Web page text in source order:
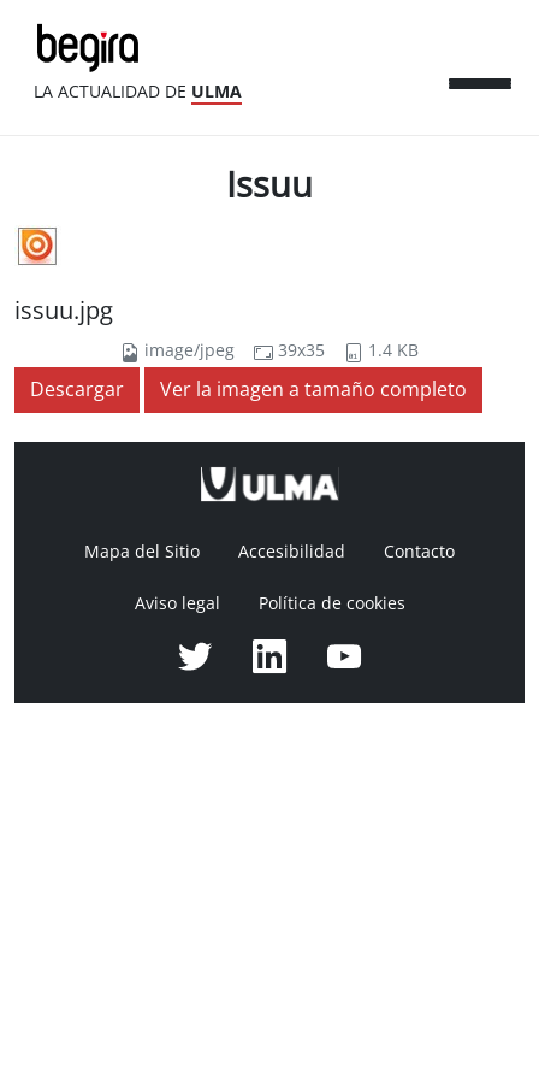
LA ACTUALIDAD DE ULMA
Issuu
issuu.jpg
image/jpeg 39x35 1.4 KB
Descargar Ver la imagen a tamaño completo
Mapa del Sitio Accesibilidad Contacto
Aviso legal Política de cookies